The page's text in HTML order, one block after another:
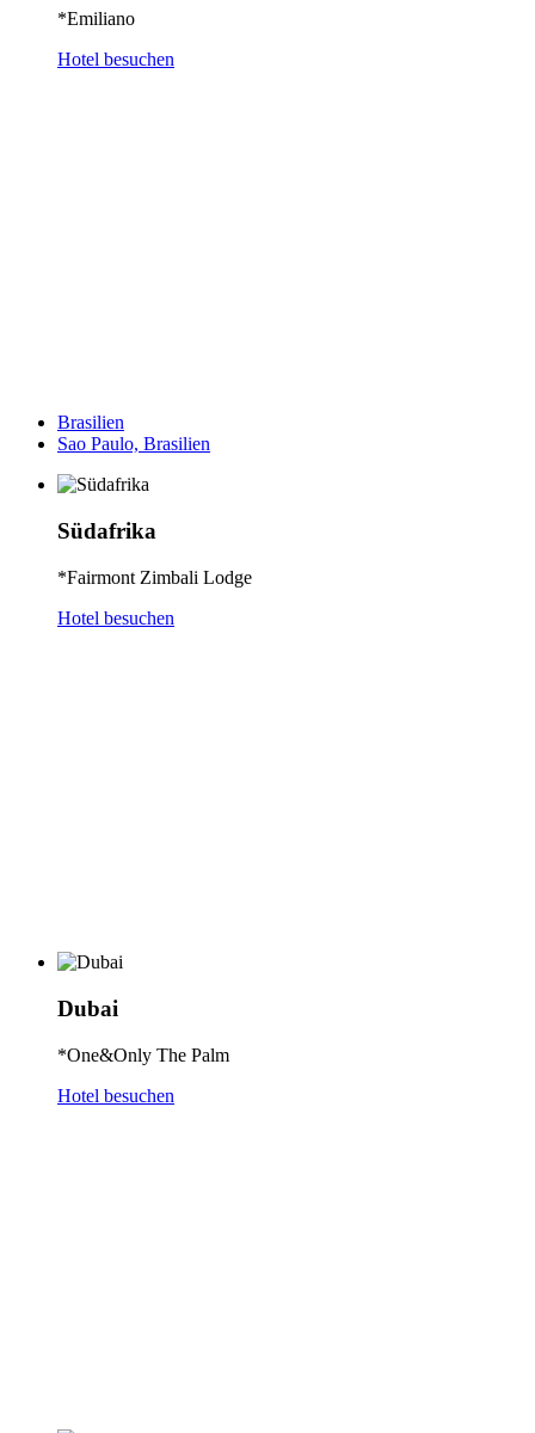
*Emiliano
Hotel besuchen
Brasilien
Sao Paulo, Brasilien
Südafrika
*Fairmont Zimbali Lodge
Hotel besuchen
Dubai
*One&Only The Palm
Hotel besuchen